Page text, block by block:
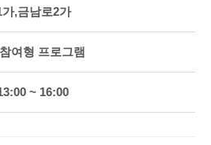
,금남로2가
여형 프로그램
~ 16:00